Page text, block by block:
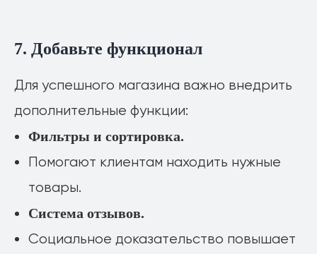
7. Добавьте функционал
Для успешного магазина важно внедрить
дополнительные функции:
Фильтры и сортировка.
Помогают клиентам находить нужные
товары.
Система отзывов.
Социальное доказательство повышает